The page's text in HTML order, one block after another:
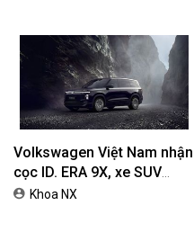
Volkswagen Việt Nam nhận
cọc ID. ERA 9X, xe SUV
EREV dự kiến giá dưới 3 tỷ
Khoa NX